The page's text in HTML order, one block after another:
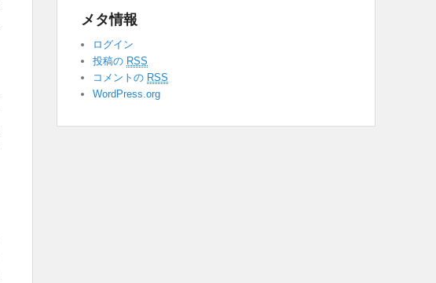
メタ情報
ログイン
投稿の RSS
コメントの RSS
WordPress.org